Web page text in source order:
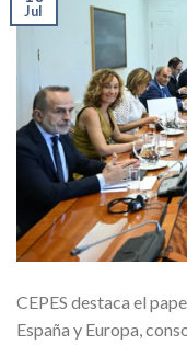
Jul
CEPES destaca el
España y Europa,